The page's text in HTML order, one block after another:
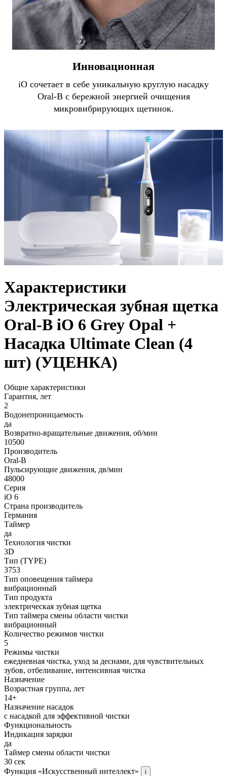
Инновационная
iO сочетает в себе уникальную круглую насадку
Oral-B с бережной энергией очищения
микровибрирующих щетинок.
Характеристики
Электрическая зубная щетка
Oral-B iO 6 Grey Opal +
Насадка Ultimate Clean (4
шт) (УЦЕНКА)
Общие характеристики
Гарантия, лет
2
Водонепроницаемость
да
Возвратно-вращательные движения, об/мин
10500
Производитель
Oral-B
Пульсирующие движения, дв/мин
48000
Серия
iO 6
Страна производитель
Германия
Таймер
да
Технология чистки
3D
Тип (TYPE)
3753
Тип оповещения таймера
вибрационный
Тип продукта
электрическая зубная щетка
Тип таймера смены области чистки
вибрационный
Количество режимов чистки
5
Режимы чистки
ежедневная чистка, уход за деснами, для чувствительных
зубов, отбеливание, интенсивная чистка
Назначение
Возрастная группа, лет
14+
Назначение насадок
с насадкой для эффективной чистки
Функциональность
Индикация зарядки
да
Таймер смены области чистки
30 сек
Функция «Искусственный интеллект»
i